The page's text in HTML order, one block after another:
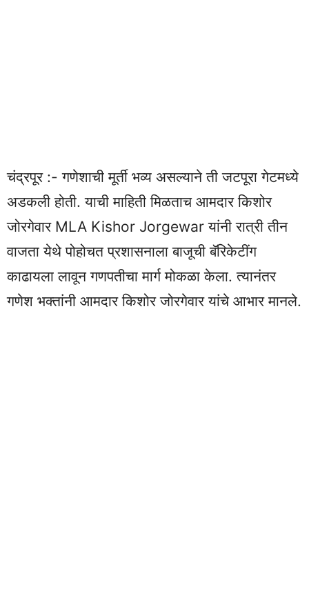
चंद्रपूर :- गणेशाची मूर्ती भव्य असल्याने ती जटपूरा गेटमध्ये
अडकली होती. याची माहिती मिळताच आमदार किशोर
जोरगेवार MLA Kishor Jorgewar यांनी रात्री तीन
वाजता येथे पोहोचत प्रशासनाला बाजूची बॅरिकेटींग
काढायला लावून गणपतीचा मार्ग मोकळा केला. त्यानंतर
गणेश भक्तांनी आमदार किशोर जोरगेवार यांचे आभार मानले.